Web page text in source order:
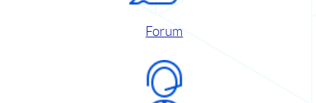
Forum